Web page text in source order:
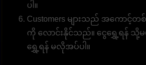
ပါ။
Customers များသည် အကောင့်
ကို လောင်းနိုင်သည်။ ငွေရွှေ့ရန်
ရွှေ့ရန် မလိုအပ်ပါ။